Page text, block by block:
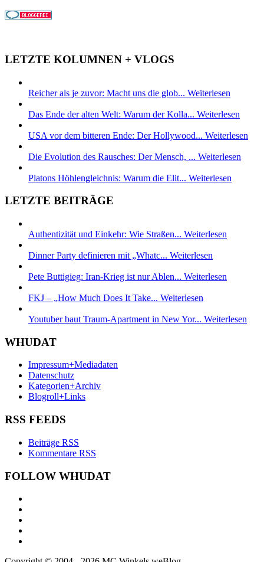
LETZTE KOLUMNEN + VLOGS
Reicher als je zuvor: Macht uns die glob... Weiterlesen
Das Ende der alten Welt: Warum der Kolla... Weiterlesen
USA vor dem bitteren Ende: Der Hollywood... Weiterlesen
Die Evolution des Rausches: Der Mensch, ... Weiterlesen
Platons Höhlengleichnis: Warum die Elit... Weiterlesen
LETZTE BEITRÄGE
Authentizität und Einkehr: Wie Straßen... Weiterlesen
Dinner Party definieren mit „Whatc... Weiterlesen
Pete Buttigieg: Iran-Krieg ist nur Ablen... Weiterlesen
FKJ – „How Much Does It Take... Weiterlesen
Youtuber baut Traum-Apartment in New Yor... Weiterlesen
WHUDAT
Impressum+Mediadaten
Datenschutz
Kategorien+Archiv
Blogroll+Links
RSS FEEDS
Beiträge RSS
Kommentare RSS
FOLLOW WHUDAT